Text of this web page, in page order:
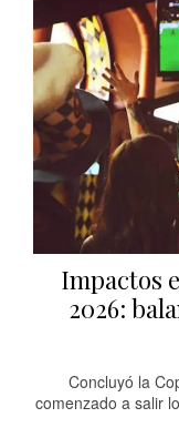
Impactos
2026:
Concluyó la
comenzado a salir